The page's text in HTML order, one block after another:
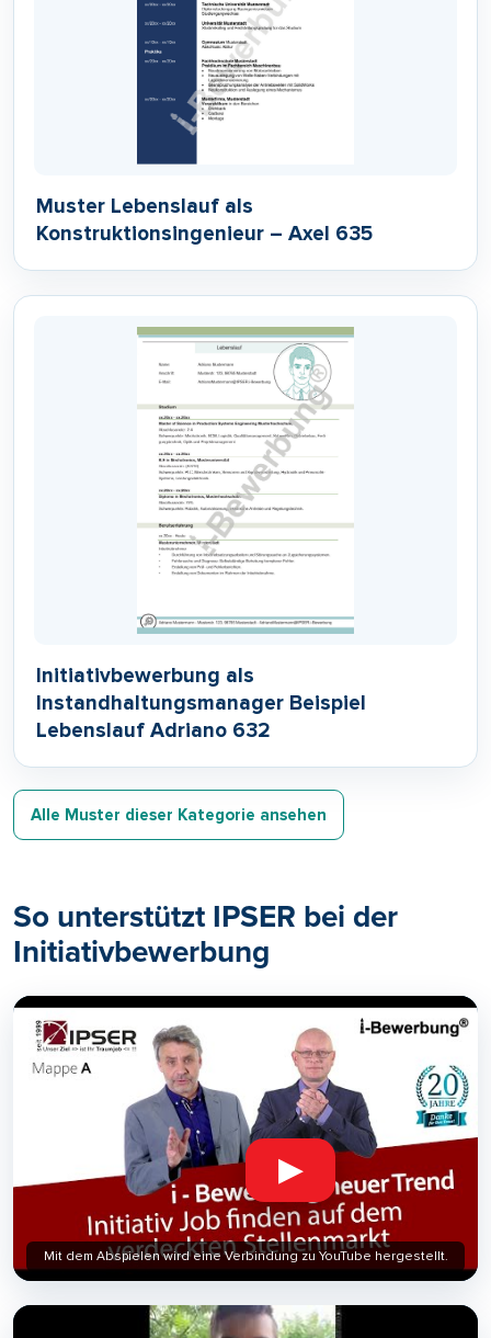
Muster Lebenslauf als
Konstruktionsingenieur – Axel 635
Initiativbewerbung als
Instandhaltungsmanager Beispiel
Lebenslauf Adriano 632
Alle Muster dieser Kategorie ansehen
So unterstützt IPSER bei der
Initiativbewerbung
▶
Mit dem Abspielen wird eine Verbindung zu YouTube hergestellt.